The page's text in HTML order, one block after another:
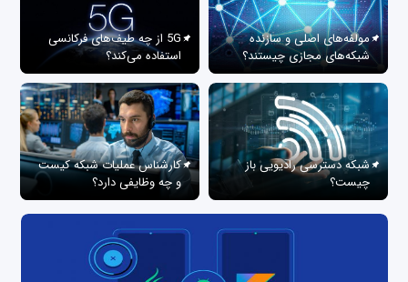
مولفه‌های اصلی و سازنده
شبکه‌های مجازی چیستند؟
5G از چه طیف‌های فرکانسی
استفاده می‌کند؟
شبکه دسترسی رادیویی باز
چیست؟
کارشناس عملیات شبکه کیست
و چه وظایفی دارد؟